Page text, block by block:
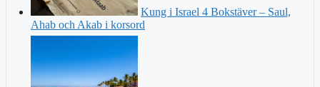
Kung i Israel 4 Bokstäver – Saul,
Ahab och Akab i korsord